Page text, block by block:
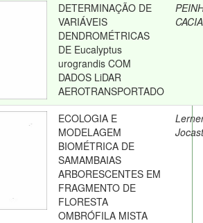
DETERMINAÇÃO DE
VARIÁVEIS
DENDROMÉTRICAS
DE Eucalyptus
urograndis COM
DADOS LiDAR
AEROTRANSPORTADO
ECOLOGIA E
MODELAGEM
BIOMÉTRICA DE
SAMAMBAIAS
ARBORESCENTES EM
FRAGMENTO DE
FLORESTA
OMBRÓFILA MISTA